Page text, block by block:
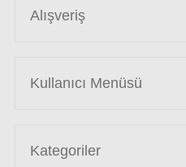
Alışveriş
Kullanıcı Menüsü
Kategoriler